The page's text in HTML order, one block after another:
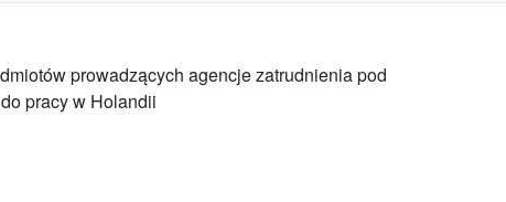
prowadzących agencje zatrudnienia pod
pracy w Holandii